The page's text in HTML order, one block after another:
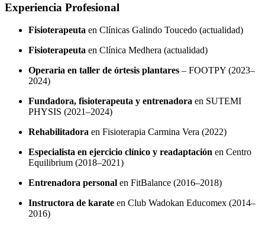
Experiencia Profesional
Fisioterapeuta en Clínicas Galindo Toucedo (actualidad)
Fisioterapeuta en Clínica Medhera (actualidad)
Operaria en taller de órtesis plantares – FOOTPY (2023–
2024)
Fundadora, fisioterapeuta y entrenadora en SUTEMI
PHYSIS (2021–2024)
Rehabilitadora en Fisioterapia Carmina Vera (2022)
Especialista en ejercicio clínico y readaptación en Centro
Equilibrium (2018–2021)
Entrenadora personal en FitBalance (2016–2018)
Instructora de karate en Club Wadokan Educomex (2014–
2016)